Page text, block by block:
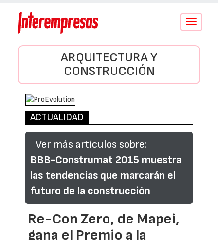
Conmutar
ARQUITECTURA Y
CONSTRUCCIÓN
ACTUALIDAD
Ver más artículos sobre:
BBB-Construmat 2015 muestra
las tendencias que marcarán el
futuro de la construcción
Re-Con Zero, de Mapei,
gana el Premio a la